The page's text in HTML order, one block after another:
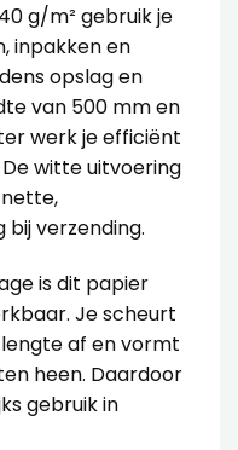
g/m² gebruik je
inpakken en
opslag en
van 500 mm en
werk je efficiënt
witte uitvoering
verzending.
is dit papier
Je scheurt
af en vormt
heen. Daardoor
gebruik in